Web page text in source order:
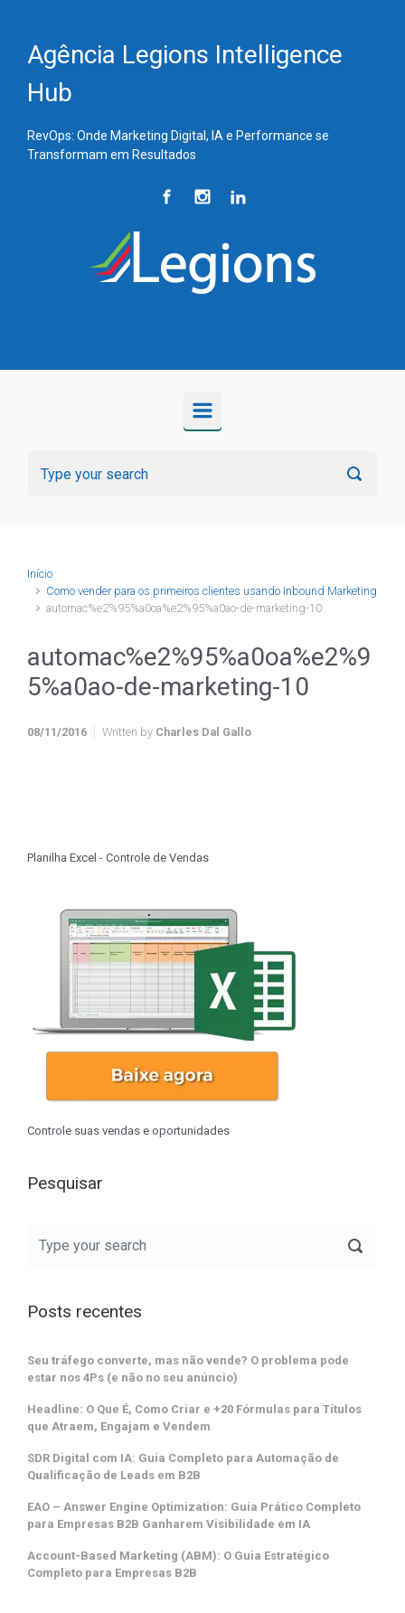
Agência Legions Intelligence
Hub
RevOps: Onde Marketing Digital, IA e Performance se
Transformam em Resultados
Início
Como vender para os primeiros clientes usando Inbound Marketing
automac%e2%95%a0oa%e2%95%a0ao-de-marketing-10
automac%e2%95%a0oa%e2%9
5%a0ao-de-marketing-10
08/11/2016 Written by Charles Dal Gallo
Planilha Excel - Controle de Vendas
Controle suas vendas e oportunidades
Pesquisar
Posts recentes
Seu tráfego converte, mas não vende? O problema pode
estar nos 4Ps (e não no seu anúncio)
Headline: O Que É, Como Criar e +20 Fórmulas para Títulos
que Atraem, Engajam e Vendem
SDR Digital com IA: Guia Completo para Automação de
Qualificação de Leads em B2B
EAO – Answer Engine Optimization: Guia Prático Completo
para Empresas B2B Ganharem Visibilidade em IA
Account-Based Marketing (ABM): O Guia Estratégico
Completo para Empresas B2B